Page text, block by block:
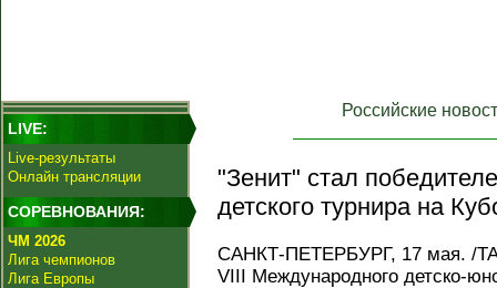
LIVE:
Live-результаты
Онлайн трансляции
СОРЕВНОВАНИЯ:
ЧМ 2026
Лига чемпионов
Лига Европы
Российские
"Зенит" стал
детского турнира на
САНКТ-ПЕТЕРБУРГ, 17 мая. /
VIII Международного детско-